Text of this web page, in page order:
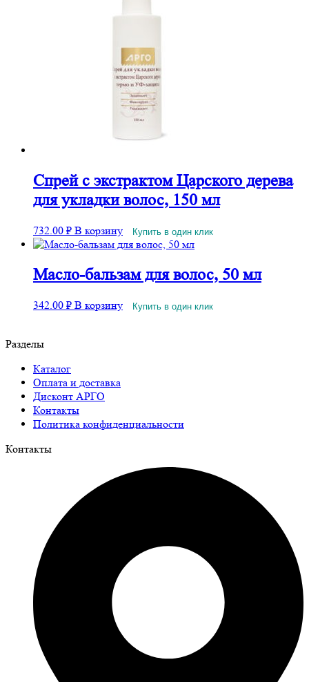
Спрей с экстрактом Царского дерева
для укладки волос, 150 мл
732.00 ₽ В корзину Купить в один клик
Масло-бальзам для волос, 50 мл
342.00 ₽ В корзину Купить в один клик
Разделы
Каталог
Оплата и доставка
Дисконт АРГО
Контакты
Политика конфиденциальности
Контакты